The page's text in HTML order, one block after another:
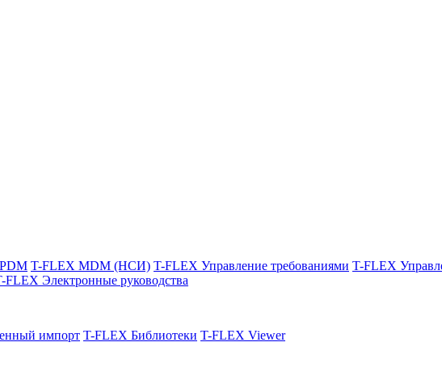
T-FLEX MDM (НСИ) T-FLEX Управление требованиями T-FLEX
FLEX Электронные руководства
импорт T-FLEX Библиотеки T-FLEX Viewer